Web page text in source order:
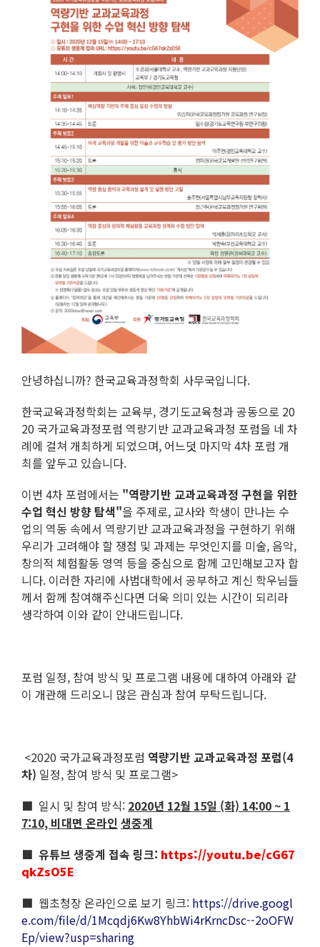
안녕하십니까? 한국교육과정학회 사무국입니다.
한국교육과정학회는 교육부, 경기도교육청과 공동으로 20
20 국가교육과정포럼 역량기반 교과교육과정 포럼을 네 차
례에 걸쳐 개최하게 되었으며, 어느덧 마지막 4차 포럼 개
최를 앞두고 있습니다.
이번 4차 포럼에서는 "역량기반 교과교육과정 구현을 위한
수업 혁신 방향 탐색"을 주제로, 교사와 학생이 만나는 수
업의 역동 속에서 역량기반 교과교육과정을 구현하기 위해
우리가 고려해야 할 쟁점 및 과제는 무엇인지를 미술, 음악,
창의적 체험활동 영역 등을 중심으로 함께 고민해보고자 합
니다. 이러한 자리에 사범대학에서 공부하고 계신 학우님들
께서 함께 참여해주신다면 더욱 의미 있는 시간이 되리라
생각하여 이와 같이 안내드립니다.
포럼 일정, 참여 방식 및 프로그램 내용에 대하여 아래와 같
이 개관해 드리오니 많은 관심과 참여 부탁드립니다.
<2020 국가교육과정포럼 역량기반 교과교육과정 포럼(4
차) 일정, 참여 방식 및 프로그램>
■ 일시 및 참여 방식: 2020년 12월 15일 (화) 14:00 ~ 1
7:10, 비대면 온라인 생중계
■ 유튜브 생중계 접속 링크: https://youtu.be/cG67
qkZsO5E
■ 웹초청장 온라인으로 보기 링크: https://drive.googl
e.com/file/d/1Mcqdj6Kw8YhbWi4rKrncDsc--2oOFW
Ep/view?usp=sharing